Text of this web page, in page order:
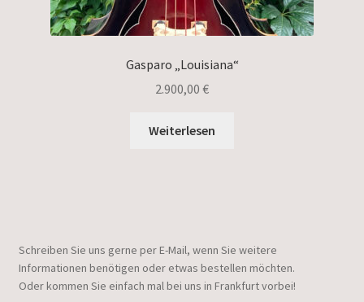
Gasparo „Louisiana“
2.900,00 €
Weiterlesen
Schreiben Sie uns gerne per E-Mail, wenn Sie weitere
Informationen benötigen oder etwas bestellen möchten.
Oder kommen Sie einfach mal bei uns in Frankfurt vorbei!